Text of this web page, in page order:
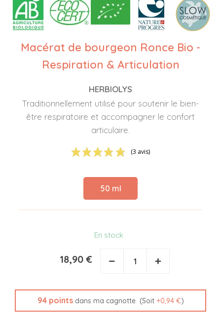
Macérat de bourgeon Ronce Bio -
Respiration & Articulation
HERBIOLYS
Traditionnellement utilisé pour soutenir le bien-
être respiratoire et accompagner le confort
articulaire.
(3 avis)
50 ml
En stock
18,90 € − +
94pointsdans ma cagnotte (Soit +0,94 €)